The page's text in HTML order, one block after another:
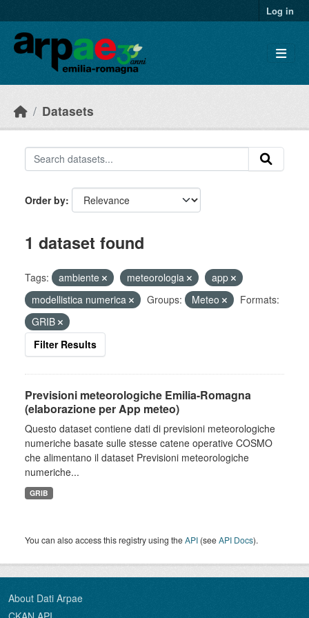
Log in
Datasets
Order by
1 dataset found
Tags: ambiente meteorologia
app
modellistica numerica
Groups: Meteo
Formats:
GRIB
Filter Results
Previsioni meteorologiche Emilia-Romagna
(elaborazione per App meteo)
Questo dataset contiene dati di previsioni meteorologiche
numeriche basate sulle stesse catene operative COSMO
che alimentano il dataset Previsioni meteorologiche
numeriche...
GRIB
You can also access this registry using theAPI (seeAPI Docs).
About Dati Arpae